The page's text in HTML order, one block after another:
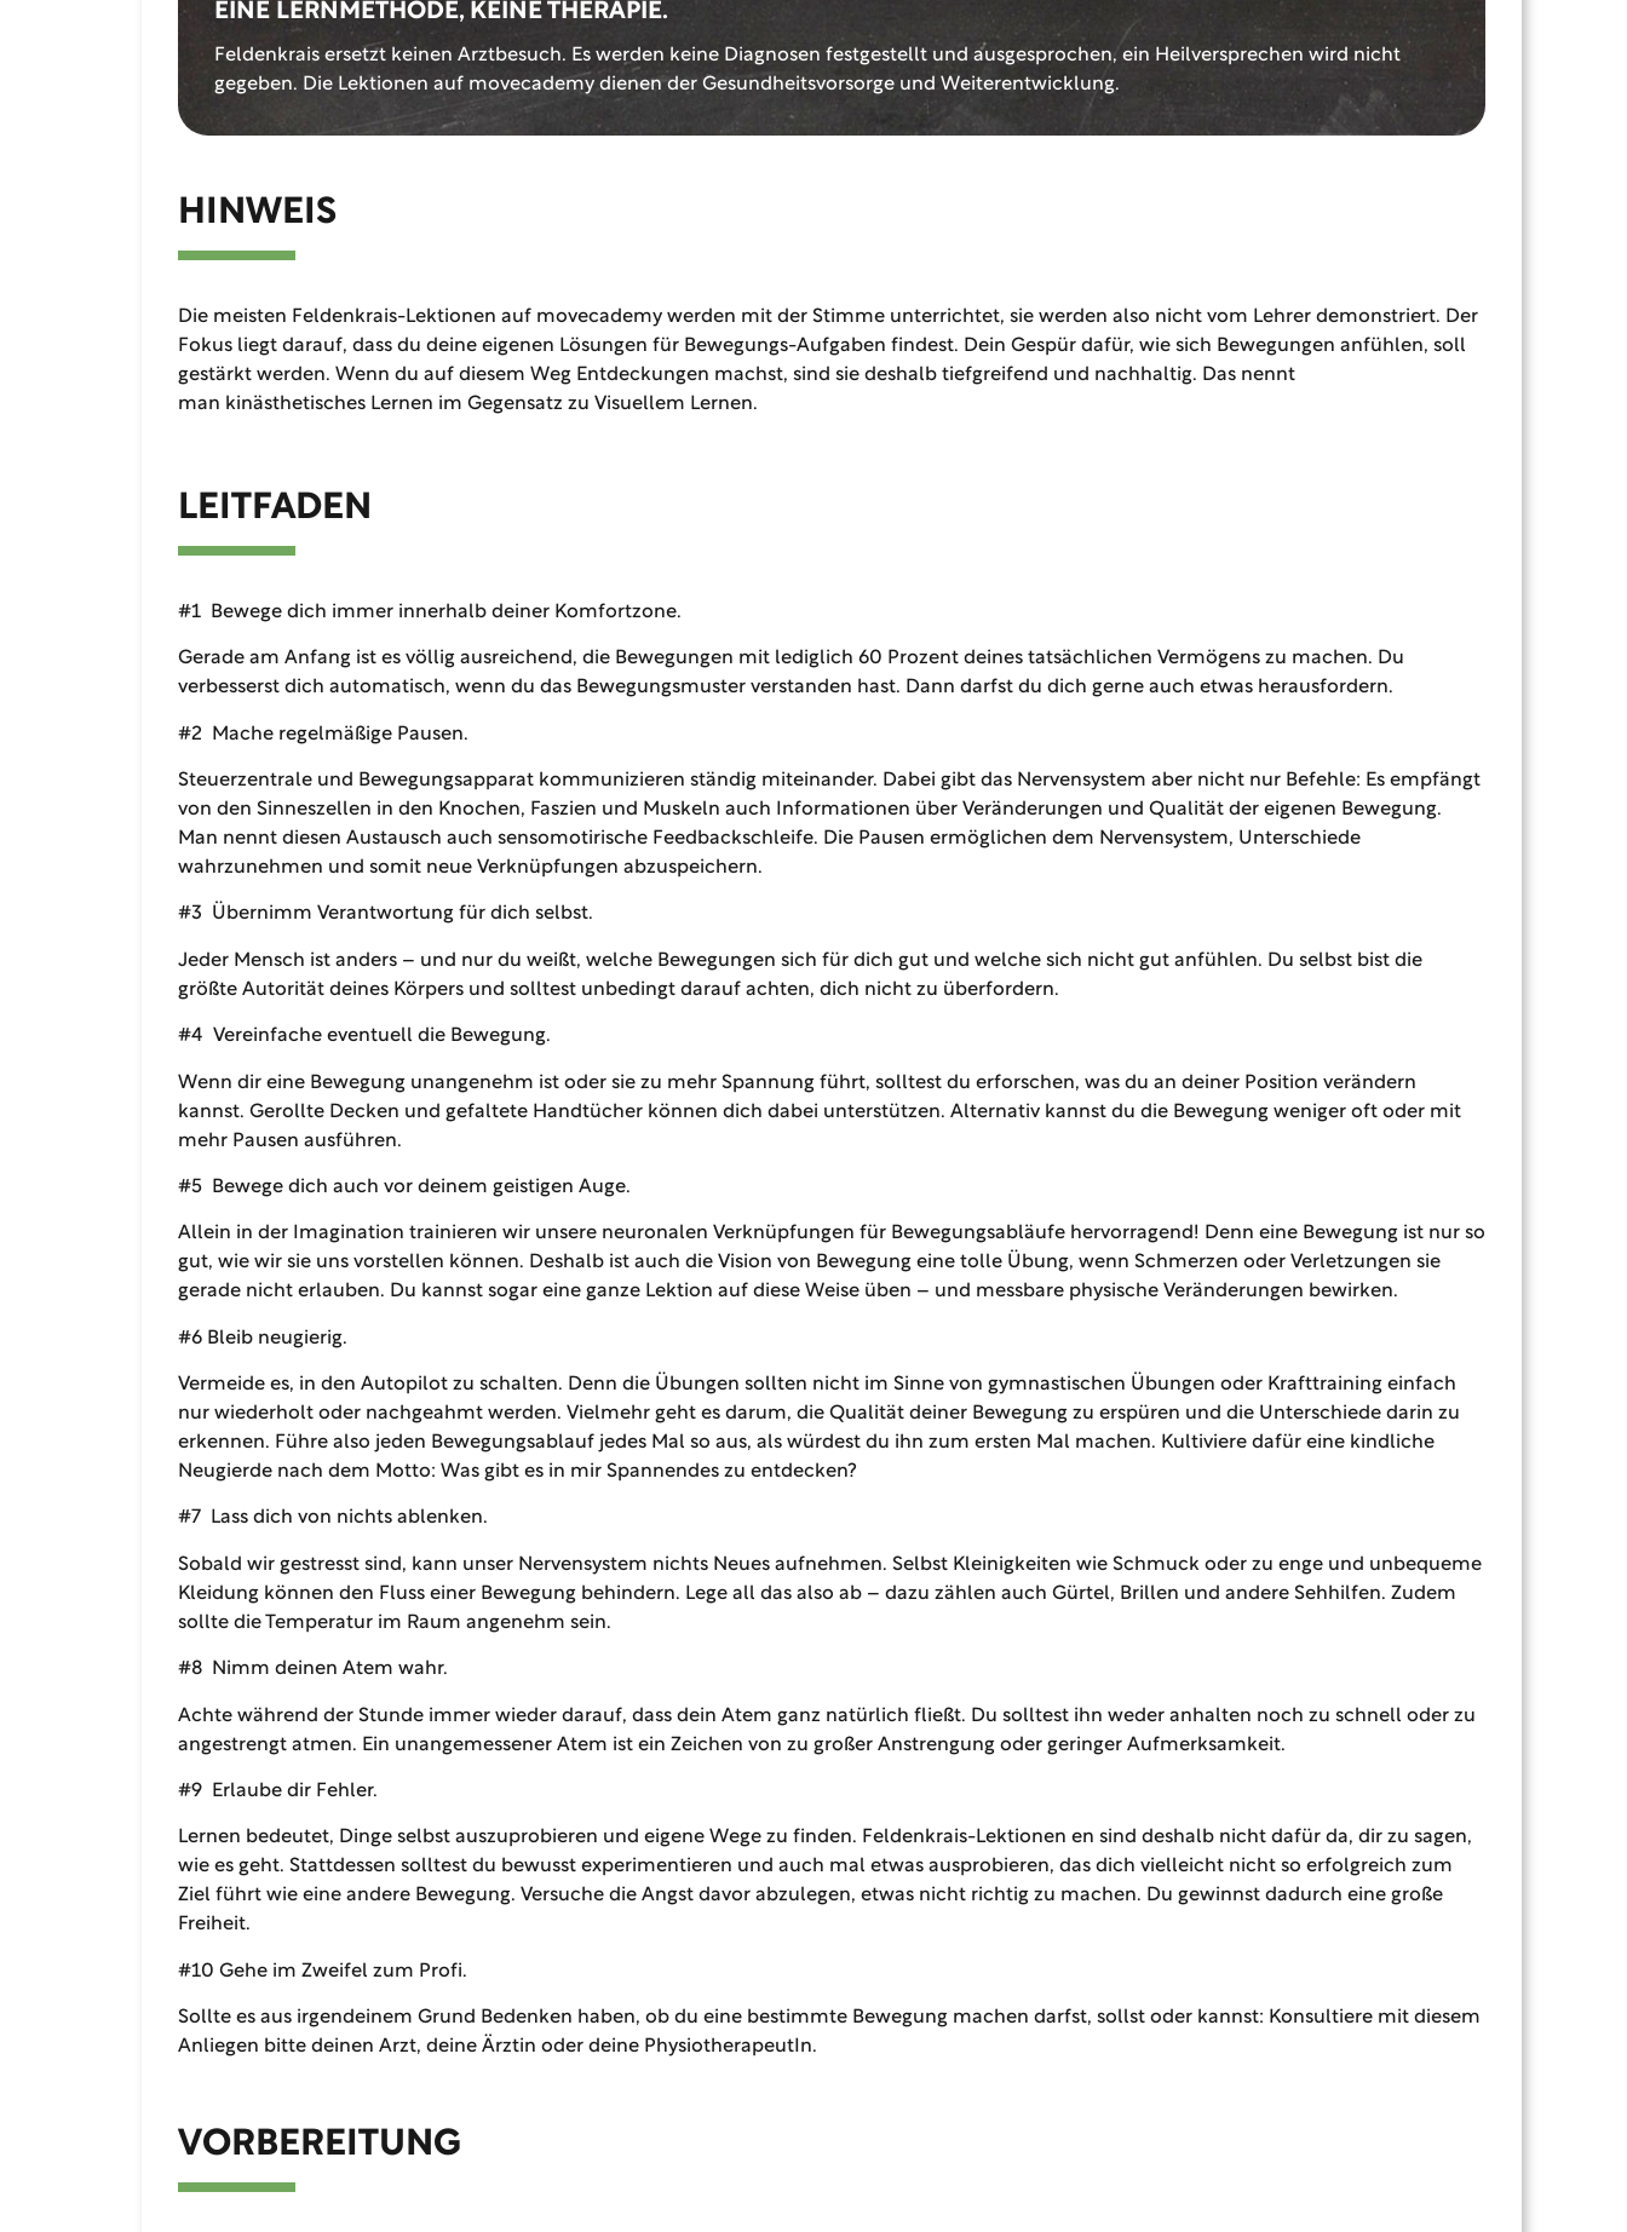
EINE LERNMETHODE, KEINE THERAPIE.
Feldenkrais ersetzt keinen Arztbesuch. Es werden keine Diagnosen festgestellt und ausgesprochen, ein Heilversprechen wird nicht
gegeben. Die Lektionen auf movecademy dienen der Gesundheitsvorsorge und Weiterentwicklung.
HINWEIS
Die meisten Feldenkrais-Lektionen auf movecademy werden mit der Stimme unterrichtet, sie werden also nicht vom Lehrer demonstriert. Der
Fokus liegt darauf, dass du deine eigenen Lösungen für Bewegungs-Aufgaben findest. Dein Gespür dafür, wie sich Bewegungen anfühlen, soll
gestärkt werden. Wenn du auf diesem Weg Entdeckungen machst, sind sie deshalb tiefgreifend und nachhaltig. Das nennt
man kinästhetisches Lernen im Gegensatz zu Visuellem Lernen.
LEITFADEN
#1 Bewege dich immer innerhalb deiner Komfortzone.
Gerade am Anfang ist es völlig ausreichend, die Bewegungen mit lediglich 60 Prozent deines tatsächlichen Vermögens zu machen. Du
verbesserst dich automatisch, wenn du das Bewegungsmuster verstanden hast. Dann darfst du dich gerne auch etwas herausfordern.
#2 Mache regelmäßige Pausen.
Steuerzentrale und Bewegungsapparat kommunizieren ständig miteinander. Dabei gibt das Nervensystem aber nicht nur Befehle: Es empfängt
von den Sinneszellen in den Knochen, Faszien und Muskeln auch Informationen über Veränderungen und Qualität der eigenen Bewegung.
Man nennt diesen Austausch auch sensomotirische Feedbackschleife. Die Pausen ermöglichen dem Nervensystem, Unterschiede
wahrzunehmen und somit neue Verknüpfungen abzuspeichern.
#3 Übernimm Verantwortung für dich selbst.
Jeder Mensch ist anders – und nur du weißt, welche Bewegungen sich für dich gut und welche sich nicht gut anfühlen. Du selbst bist die
größte Autorität deines Körpers und solltest unbedingt darauf achten, dich nicht zu überfordern.
#4 Vereinfache eventuell die Bewegung.
Wenn dir eine Bewegung unangenehm ist oder sie zu mehr Spannung führt, solltest du erforschen, was du an deiner Position verändern
kannst. Gerollte Decken und gefaltete Handtücher können dich dabei unterstützen. Alternativ kannst du die Bewegung weniger oft oder mit
mehr Pausen ausführen.
#5 Bewege dich auch vor deinem geistigen Auge.
Allein in der Imagination trainieren wir unsere neuronalen Verknüpfungen für Bewegungsabläufe hervorragend! Denn eine Bewegung ist nur so
gut, wie wir sie uns vorstellen können. Deshalb ist auch die Vision von Bewegung eine tolle Übung, wenn Schmerzen oder Verletzungen sie
gerade nicht erlauben. Du kannst sogar eine ganze Lektion auf diese Weise üben – und messbare physische Veränderungen bewirken.
#6 Bleib neugierig.
Vermeide es, in den Autopilot zu schalten. Denn die Übungen sollten nicht im Sinne von gymnastischen Übungen oder Krafttraining einfach
nur wiederholt oder nachgeahmt werden. Vielmehr geht es darum, die Qualität deiner Bewegung zu erspüren und die Unterschiede darin zu
erkennen. Führe also jeden Bewegungsablauf jedes Mal so aus, als würdest du ihn zum ersten Mal machen. Kultiviere dafür eine kindliche
Neugierde nach dem Motto: Was gibt es in mir Spannendes zu entdecken?
#7 Lass dich von nichts ablenken.
Sobald wir gestresst sind, kann unser Nervensystem nichts Neues aufnehmen. Selbst Kleinigkeiten wie Schmuck oder zu enge und unbequeme
Kleidung können den Fluss einer Bewegung behindern. Lege all das also ab – dazu zählen auch Gürtel, Brillen und andere Sehhilfen. Zudem
sollte die Temperatur im Raum angenehm sein.
#8 Nimm deinen Atem wahr.
Achte während der Stunde immer wieder darauf, dass dein Atem ganz natürlich fließt. Du solltest ihn weder anhalten noch zu schnell oder zu
angestrengt atmen. Ein unangemessener Atem ist ein Zeichen von zu großer Anstrengung oder geringer Aufmerksamkeit.
#9 Erlaube dir Fehler.
Lernen bedeutet, Dinge selbst auszuprobieren und eigene Wege zu finden. Feldenkrais-Lektionen en sind deshalb nicht dafür da, dir zu sagen,
wie es geht. Stattdessen solltest du bewusst experimentieren und auch mal etwas ausprobieren, das dich vielleicht nicht so erfolgreich zum
Ziel führt wie eine andere Bewegung. Versuche die Angst davor abzulegen, etwas nicht richtig zu machen. Du gewinnst dadurch eine große
Freiheit.
#10 Gehe im Zweifel zum Profi.
Sollte es aus irgendeinem Grund Bedenken haben, ob du eine bestimmte Bewegung machen darfst, sollst oder kannst: Konsultiere mit diesem
Anliegen bitte deinen Arzt, deine Ärztin oder deine PhysiotherapeutIn.
VORBEREITUNG